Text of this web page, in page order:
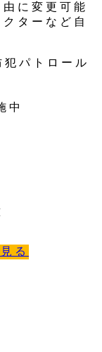
に変更可能
ターなど自
パトロール
る